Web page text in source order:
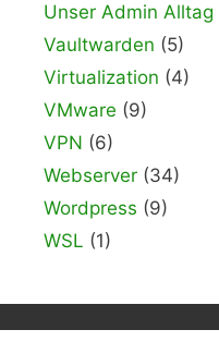
Unser Admin Alltag
Vaultwarden (5)
Virtualization (4)
VMware (9)
VPN (6)
Webserver (34)
Wordpress (9)
WSL (1)